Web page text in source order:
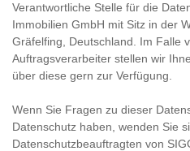
Verantwortliche Stelle für die
Immobilien GmbH mit Sitz in der
Gräfelfing, Deutschland. Im Falle
Auftragsverarbeiter stellen wir
über diese gern zur Verfügung.
Wenn Sie Fragen zu dieser
Datenschutz haben, wenden Sie
Datenschutzbeauftragten von